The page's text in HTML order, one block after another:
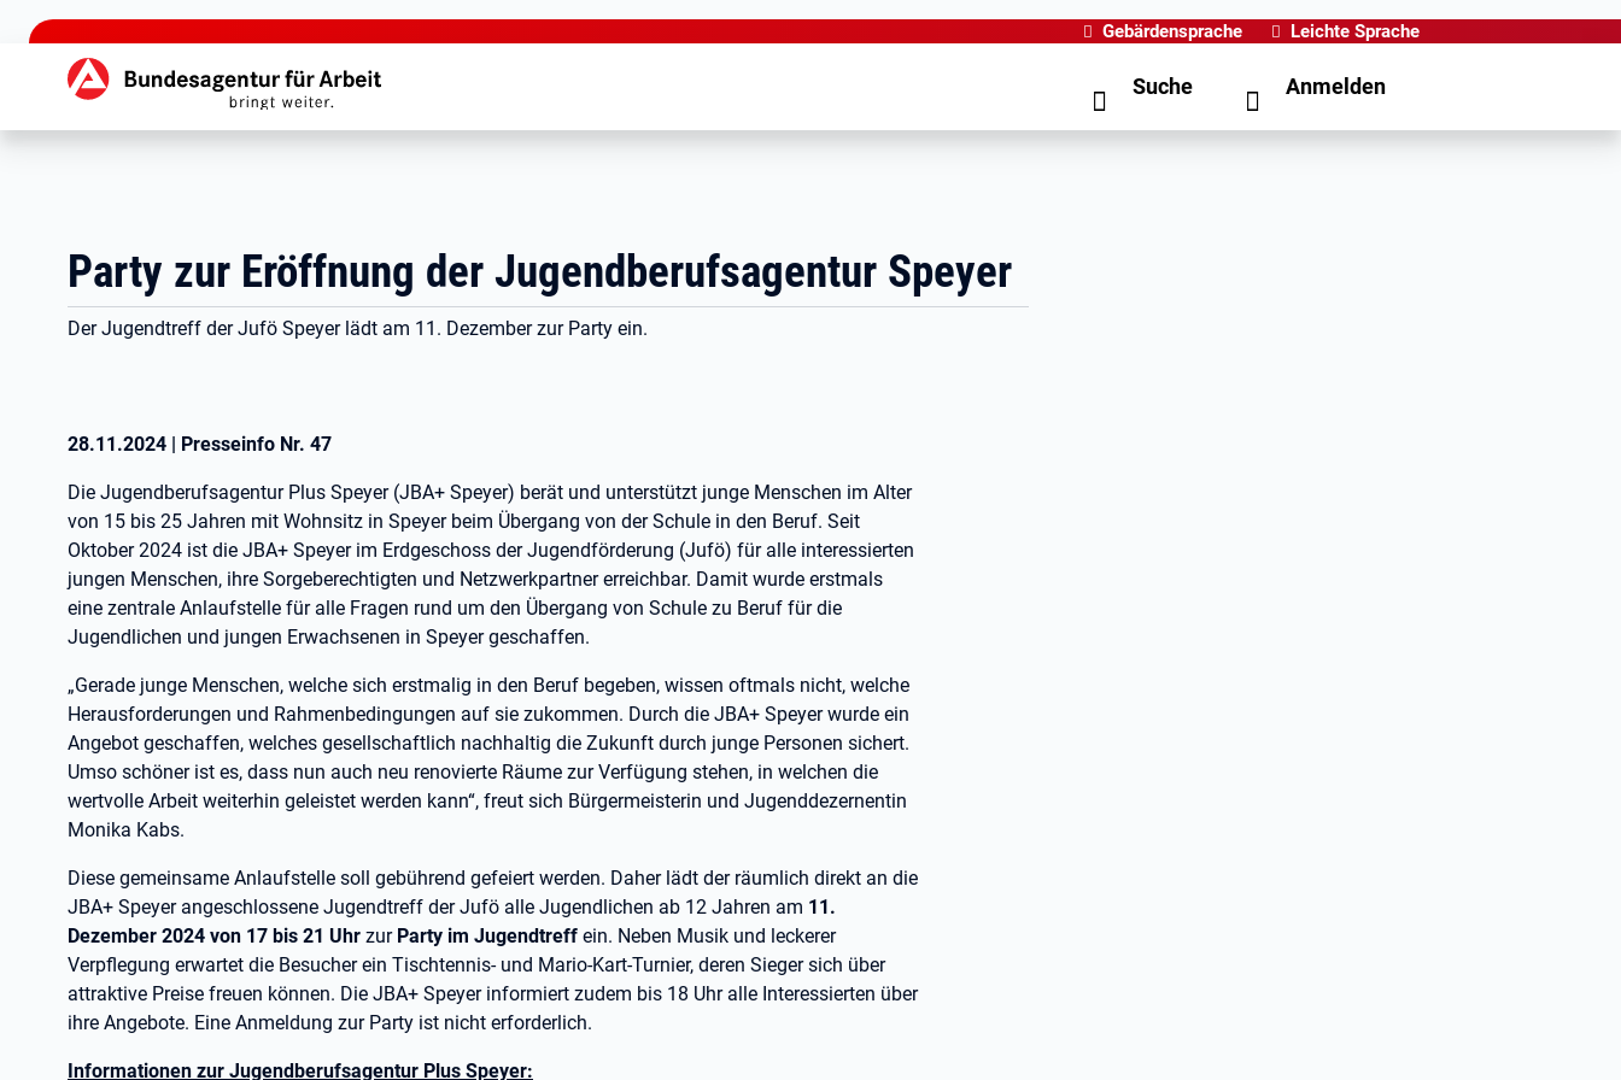
zu den Hauptinhalten springen
Gebärdensprache Leichte Sprache
Hauptnavigation Suche Anmelden
Party zur Eröffnung der Jugendberufsagentur Speyer
Der Jugendtreff der Jufö Speyer lädt am 11. Dezember zur Party ein.
28.11.2024 | Presseinfo Nr. 47
Die Jugendberufsagentur Plus Speyer (JBA+ Speyer) berät und unterstützt junge Menschen im Alter
von 15 bis 25 Jahren mit Wohnsitz in Speyer beim Übergang von der Schule in den Beruf. Seit
Oktober 2024 ist die JBA+ Speyer im Erdgeschoss der Jugendförderung (Jufö) für alle interessierten
jungen Menschen, ihre Sorgeberechtigten und Netzwerkpartner erreichbar. Damit wurde erstmals
eine zentrale Anlaufstelle für alle Fragen rund um den Übergang von Schule zu Beruf für die
Jugendlichen und jungen Erwachsenen in Speyer geschaffen.
„Gerade junge Menschen, welche sich erstmalig in den Beruf begeben, wissen oftmals nicht, welche
Herausforderungen und Rahmenbedingungen auf sie zukommen. Durch die JBA+ Speyer wurde ein
Angebot geschaffen, welches gesellschaftlich nachhaltig die Zukunft durch junge Personen sichert.
Umso schöner ist es, dass nun auch neu renovierte Räume zur Verfügung stehen, in welchen die
wertvolle Arbeit weiterhin geleistet werden kann“, freut sich Bürgermeisterin und Jugenddezernentin
Monika Kabs.
Diese gemeinsame Anlaufstelle soll gebührend gefeiert werden. Daher lädt der räumlich direkt an die
JBA+ Speyer angeschlossene Jugendtreff der Jufö alle Jugendlichen ab 12 Jahren am 11.
Dezember 2024 von 17 bis 21 Uhr zur Party im Jugendtreff ein. Neben Musik und leckerer
Verpflegung erwartet die Besucher ein Tischtennis- und Mario-Kart-Turnier, deren Sieger sich über
attraktive Preise freuen können. Die JBA+ Speyer informiert zudem bis 18 Uhr alle Interessierten über
ihre Angebote. Eine Anmeldung zur Party ist nicht erforderlich.
Informationen zur Jugendberufsagentur Plus Speyer: